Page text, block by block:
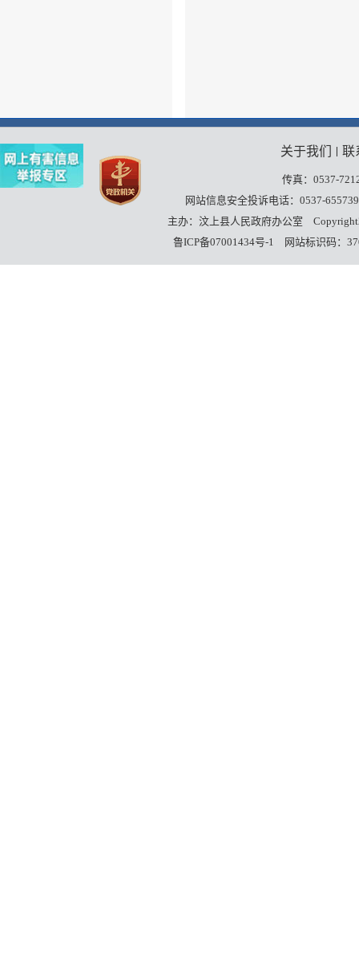
关于我们 联
传真：0537-
网站信息安全投诉电话：0537-
主办：汶上县人民政府办公室
鲁ICP备07001434号-1
网站标识码：